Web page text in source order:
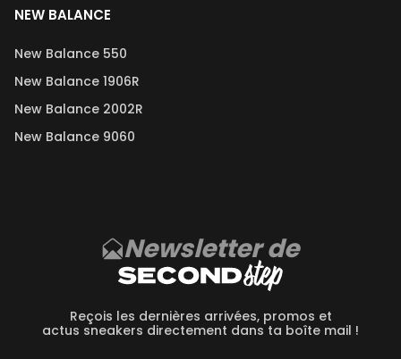
NEW BALANCE
New Balance 550
New Balance 1906R
New Balance 2002R
New Balance 9060
Newsletter de
Reçois les dernières arrivées, promos et
actus sneakers directement dans ta boîte mail !